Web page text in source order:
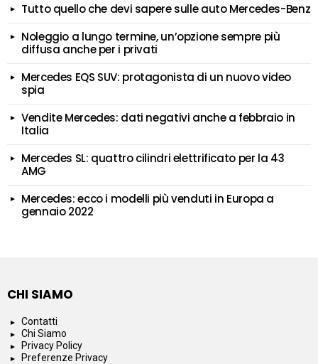
Tutto quello che devi sapere sulle auto Mercedes-Benz
Noleggio a lungo termine, un’opzione sempre più
diffusa anche per i privati
Mercedes EQS SUV: protagonista di un nuovo video
spia
Vendite Mercedes: dati negativi anche a febbraio in
Italia
Mercedes SL: quattro cilindri elettrificato per la 43
AMG
Mercedes: ecco i modelli più venduti in Europa a
gennaio 2022
CHI SIAMO
Contatti
Chi Siamo
Privacy Policy
Preferenze Privacy